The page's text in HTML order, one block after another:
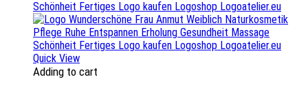
Quick View
Adding to cart